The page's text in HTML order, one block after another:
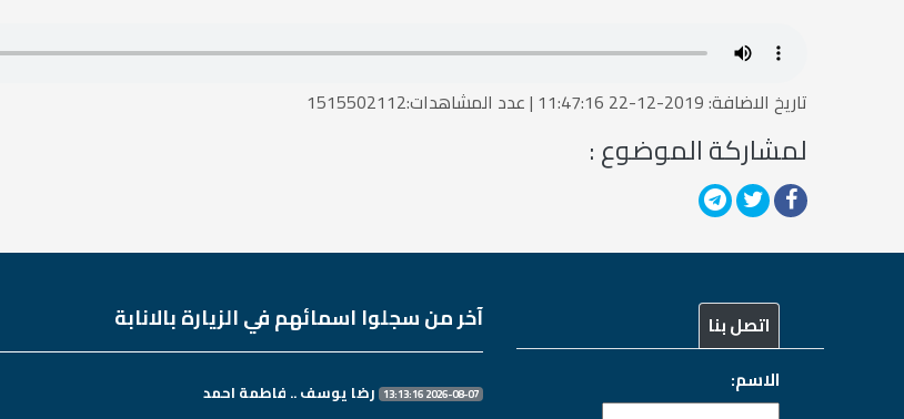
تاريخ الاضافة: 2019-12-22 11:47:16 | عدد المشاهدات:1515502112
لمشاركة الموضوع :
اتصل بنا
الاسم:
آخر من سجلوا اسمائهم في الزيارة بالانابة
2026-08-07 13:13:16 رضا يوسف .. فاطمة احمد